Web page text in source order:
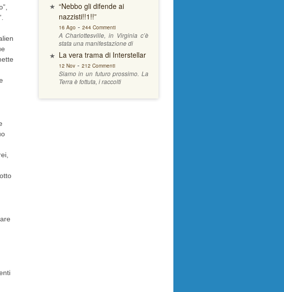
“Nebbo gli difende ai
nazzisti!!1!!”
16 Ago - 244 Commenti
A Charlottesville, in Virginia c’è
stata una manifestazione di
La vera trama di Interstellar
12 Nov- 212 Commenti
Siamo in un futuro prossimo. La
Terra è fottuta, i raccolti